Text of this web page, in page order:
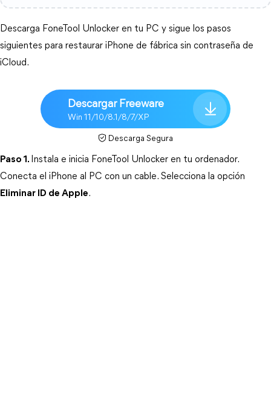
Descarga FoneTool Unlocker en tu PC y sigue los pasos
siguientes para restaurar iPhone de fábrica sin contraseña de
iCloud.
Descargar Freeware
Win 11/10/8.1/8/7/XP
Descarga Segura
Paso 1. Instala e inicia FoneTool Unlocker en tu ordenador.
Eliminar ID de Apple.